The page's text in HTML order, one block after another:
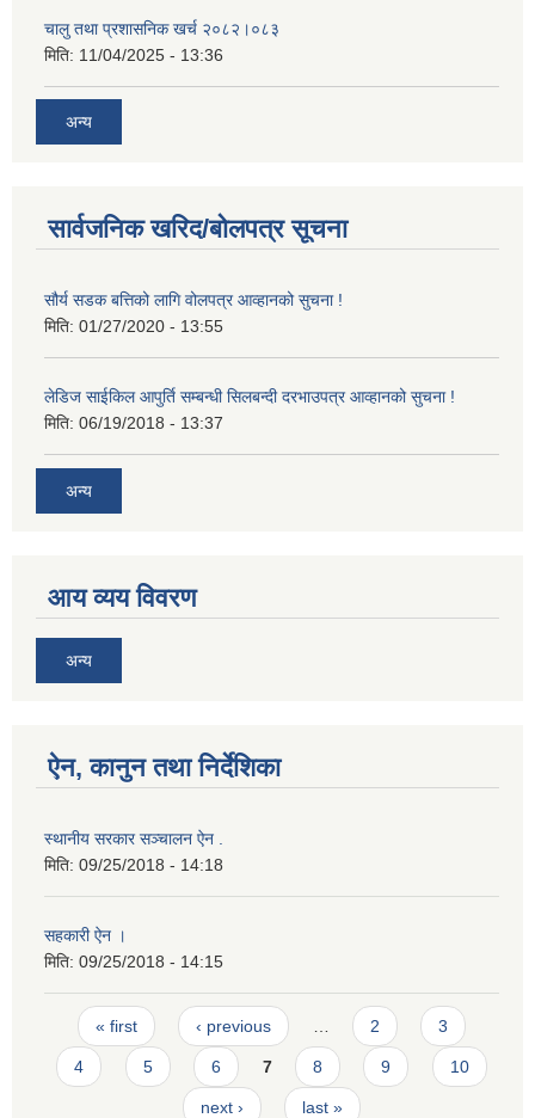
चालु तथा प्रशासनिक खर्च २०८२।०८३
मिति: 11/04/2025 - 13:36
अन्य
सार्वजनिक खरिद/बोलपत्र सूचना
सौर्य सडक बत्तिको लागि वोलपत्र आव्हानको सुचना !
मिति: 01/27/2020 - 13:55
लेडिज साईकिल आपुर्ति सम्बन्धी सिलबन्दी दरभाउपत्र आव्हानको सुचना !
मिति: 06/19/2018 - 13:37
अन्य
आय व्यय विवरण
अन्य
ऐन, कानुन तथा निर्देशिका
स्थानीय सरकार सञ्चालन ऐन .
मिति: 09/25/2018 - 14:18
सहकारी ऐन ।
मिति: 09/25/2018 - 14:15
Pages
« first ‹ previous 2 3
4 5 6 7 8 9 10
next › last »